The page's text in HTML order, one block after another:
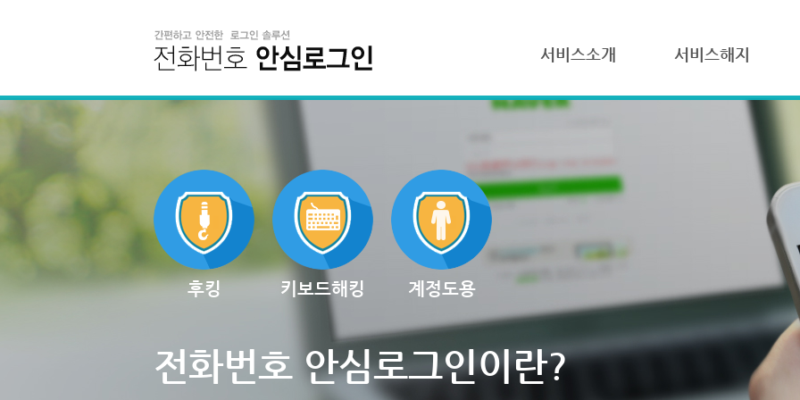
서비스소개 서비스해지
후킹 키보드해킹 계정도용
전화번호 안심로그인이란?